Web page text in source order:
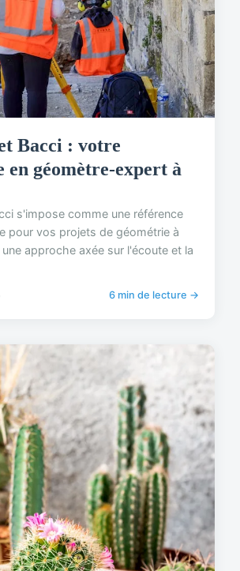
Bacci : votre
en géomètre-expert à
s'impose comme une référence
pour vos projets de géométrie à
approche axée sur l'écoute et la
6 min de lecture →